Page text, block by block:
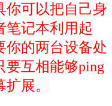
你可以把自己身
笔记本利用起
你的两台设备处
要互相能够ping
展。